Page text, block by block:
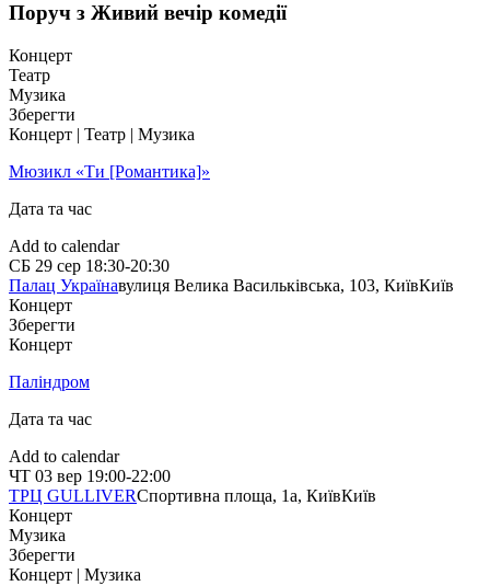
Поруч з Живий вечір комедії
Концерт
Театр
Музика
Зберегти
Концерт | Театр | Музика
Мюзикл «Ти [Романтика]»
Дата та час
Add to calendar
СБ 29 сер 18:30-20:30
Палац Українавулиця Велика Васильківська, 103, КиївКиїв
Концерт
Зберегти
Концерт
Паліндром
Дата та час
Add to calendar
ЧТ 03 вер 19:00-22:00
ТРЦ GULLIVERСпортивна площа, 1a, КиївКиїв
Концерт
Музика
Зберегти
Концерт | Музика